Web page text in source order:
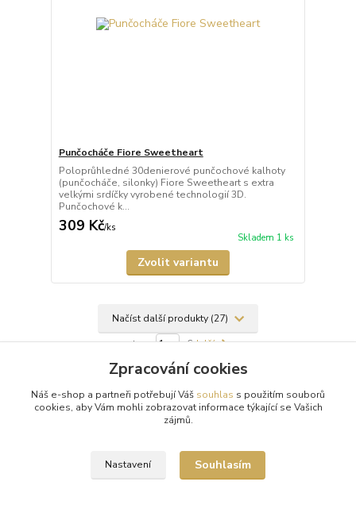
Punčocháče Fiore Sweetheart
Poloprůhledné 30denierové punčochové kalhoty
(punčocháče, silonky) Fiore Sweetheart s extra
velkými srdíčky vyrobené technologií 3D.
Punčochové k...
309 Kč/ks
Skladem 1 ks
Zvolit variantu
Načíst další produkty (27)
strana z 6další
Zpracování cookies
Náš e-shop a partneři potřebují Váš souhlas s použitím souborů
cookies, aby Vám mohli zobrazovat informace týkající se Vašich
zájmů.
Nastavení Souhlasím